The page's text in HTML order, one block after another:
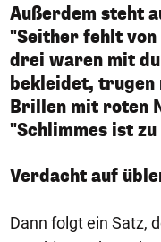
Außerdem steht
"Seither fehlt von
drei waren mit
bekleidet, trugen
Brillen mit roten
"Schlimmes ist
Verdacht auf
Dann folgt ein Satz,